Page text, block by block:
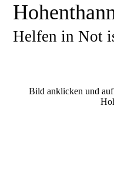
Helfen in Not
Bild anklicken und auf